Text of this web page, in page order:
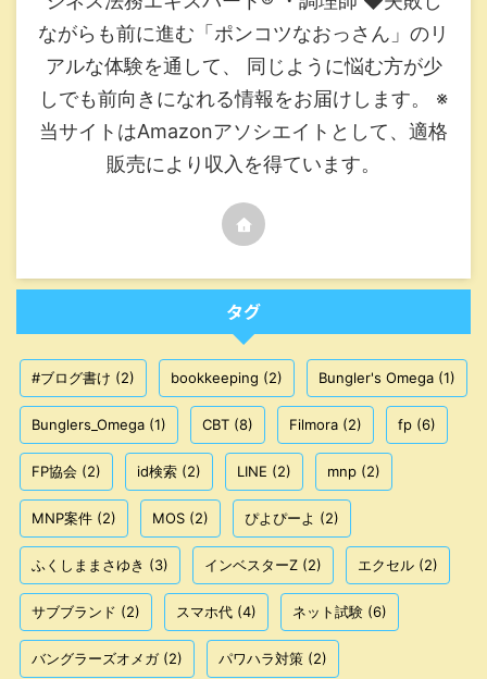
ながらも前に進む「ポンコツなおっさん」のリ
アルな体験を通して、 同じように悩む方が少
しでも前向きになれる情報をお届けします。 ※
当サイトはAmazonアソシエイトとして、適格
販売により収入を得ています。
タグ
#ブログ書け (2) bookkeeping (2) Bungler's Omega (1)
Bunglers_Omega (1) CBT (8) Filmora (2) fp (6)
FP協会 (2) id検索 (2) LINE (2) mnp (2)
MNP案件 (2) MOS (2) ぴよぴーよ (2)
ふくしままさゆき (3) インベスターZ (2) エクセル (2)
サブブランド (2) スマホ代 (4) ネット試験 (6)
バングラーズオメガ(2) パワハラ対策 (2)